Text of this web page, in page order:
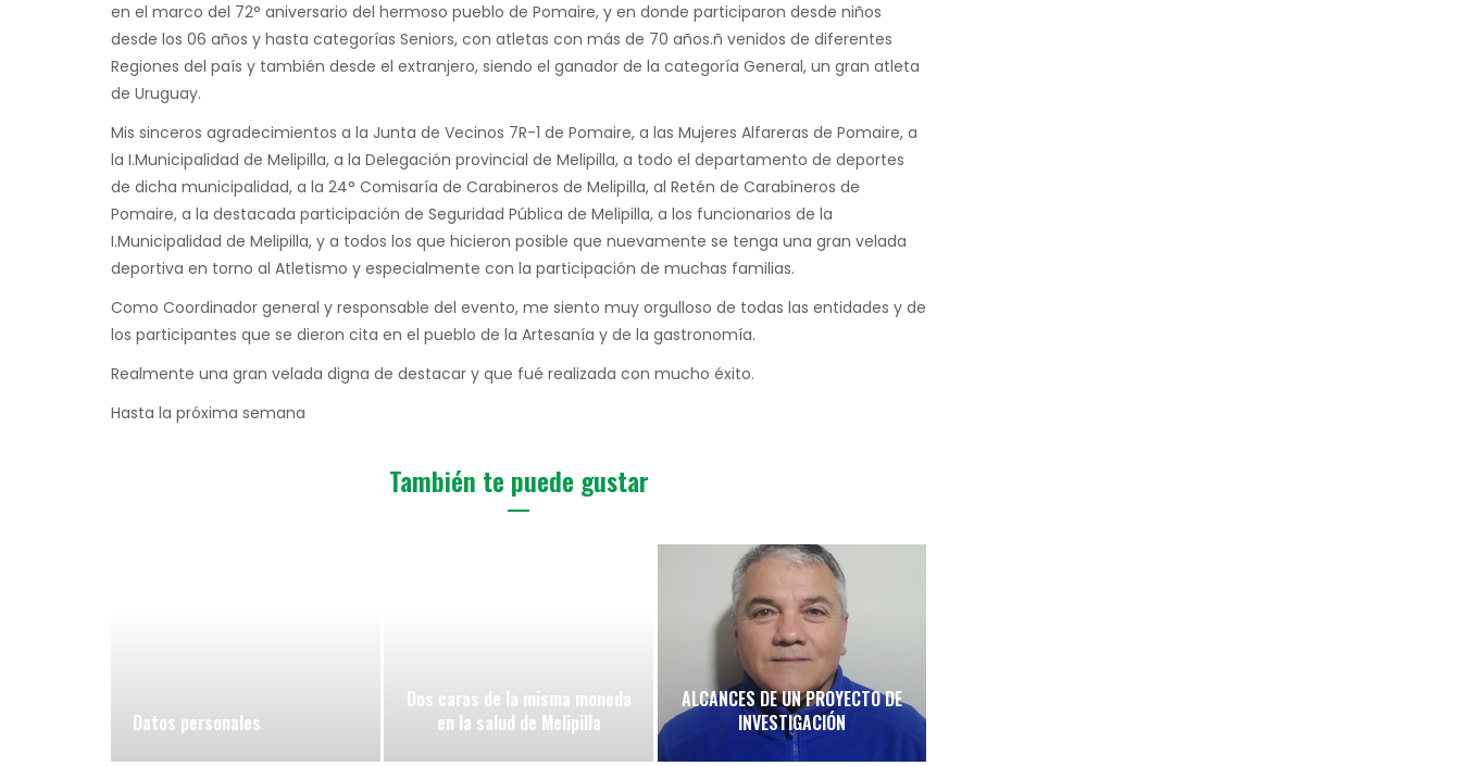
en el marco del 72° aniversario del hermoso pueblo de Pomaire, y en donde participaron desde niños
desde los 06 años y hasta categorías Seniors, con atletas con más de 70 años.ñ venidos de diferentes
Regiones del país y también desde el extranjero, siendo el ganador de la categoría General, un gran atleta
de Uruguay.
Mis sinceros agradecimientos a la Junta de Vecinos 7R-1 de Pomaire, a las Mujeres Alfareras de Pomaire, a
la I.Municipalidad de Melipilla, a la Delegación provincial de Melipilla, a todo el departamento de deportes
de dicha municipalidad, a la 24° Comisaría de Carabineros de Melipilla, al Retén de Carabineros de
Pomaire, a la destacada participación de Seguridad Pública de Melipilla, a los funcionarios de la
I.Municipalidad de Melipilla, y a todos los que hicieron posible que nuevamente se tenga una gran velada
deportiva en torno al Atletismo y especialmente con la participación de muchas familias.
Como Coordinador general y responsable del evento, me siento muy orgulloso de todas las entidades y de
los participantes que se dieron cita en el pueblo de la Artesanía y de la gastronomía.
Realmente una gran velada digna de destacar y que fué realizada con mucho éxito.
Hasta la próxima semana
También te puede gustar
Datos personales
Dos caras de la misma moneda
en la salud de Melipilla
ALCANCES DE UN PROYECTO DE
INVESTIGACIÓN